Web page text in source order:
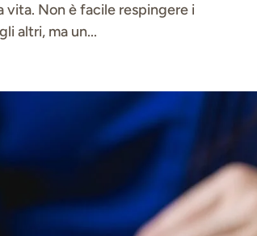
vita. Non è facile respingere i
altri, ma un...